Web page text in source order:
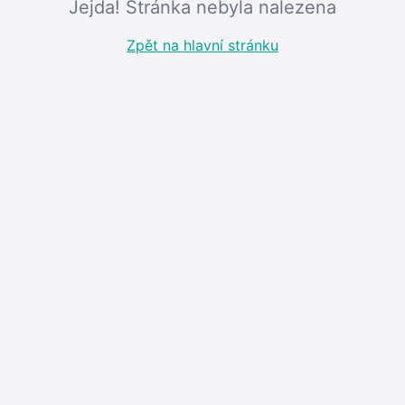
Jejda! Stránka nebyla nalezena
Zpět na hlavní stránku